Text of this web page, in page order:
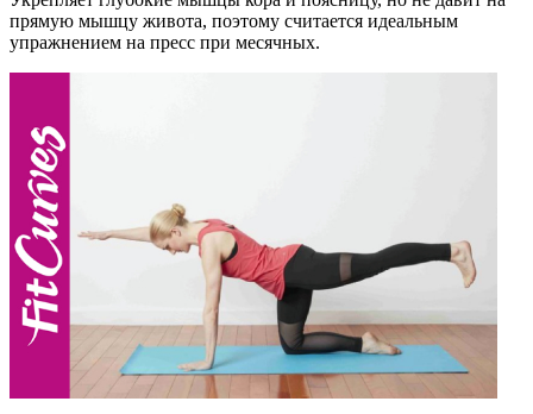
прямую мышцу живота, поэтому считается идеальным
упражнением на пресс при месячных.